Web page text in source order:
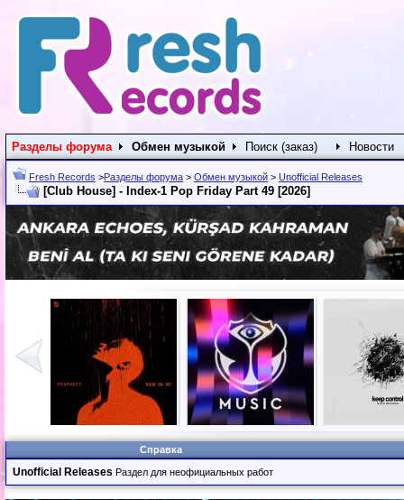
Разделы форума Обмен музыкой Поиск (заказ) Новости
Fresh Records >Разделы форума > Обмен музыкой > Unofficial Releases
[Club House] - Index-1 Pop Friday Part 49 [2026]
Справка
Unofficial Releases Раздел для неофициальных работ